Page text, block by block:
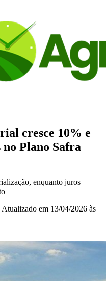
cresce 10% e
no Plano Safra
enquanto juros
Atualizado em 13/04/2026 às